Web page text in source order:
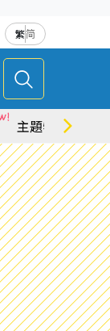
繁简
主題特集